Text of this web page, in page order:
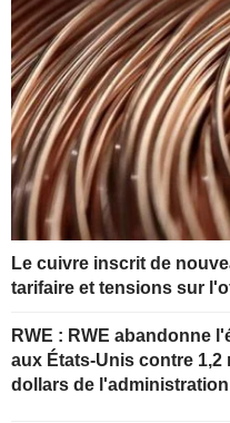
Le cuivre inscrit de
tarifaire et tensions sur
RWE : RWE abandonne l'éolien offshore
aux États-Unis contre 1,2
dollars de